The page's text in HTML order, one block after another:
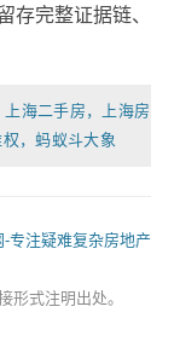
存完整证据链、
上海二手房，上海房
，蚂蚁斗大象
-专注疑难复杂房地产
形式注明出处。